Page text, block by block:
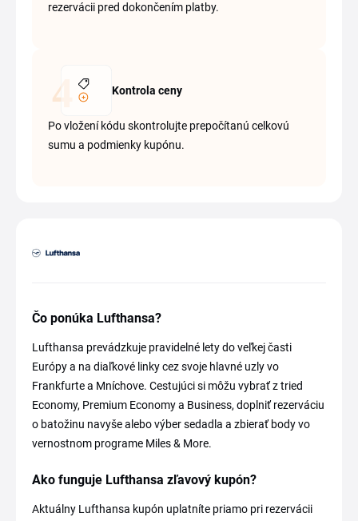
rezervácii pred dokončením platby.
Kontrola ceny
Po vložení kódu skontrolujte prepočítanú celkovú
sumu a podmienky kupónu.
Čo ponúka Lufthansa?
Lufthansa prevádzkuje pravidelné lety do veľkej časti
Európy a na diaľkové linky cez svoje hlavné uzly vo
Frankfurte a Mníchove. Cestujúci si môžu vybrať z tried
Economy, Premium Economy a Business, doplniť rezerváciu
o batožinu navyše alebo výber sedadla a zbierať body vo
vernostnom programe Miles & More.
Ako funguje Lufthansa zľavový kupón?
Aktuálny Lufthansa kupón uplatníte priamo pri rezervácii